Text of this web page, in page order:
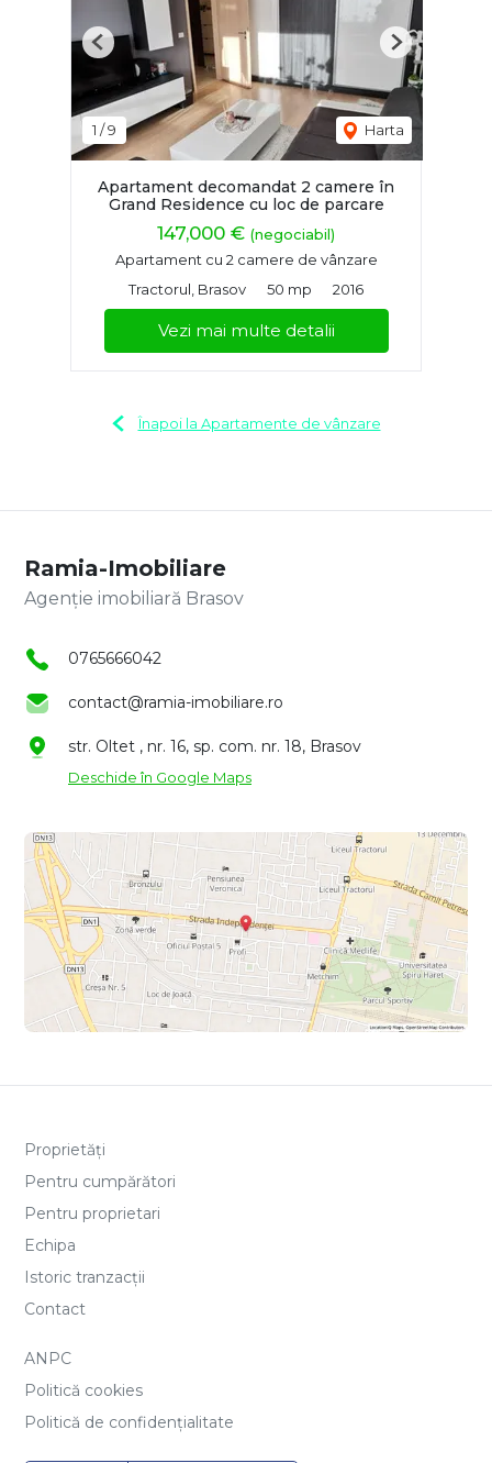
1 /9 Harta
Previous Next
Apartament decomandat 2 camere în
Grand Residence cu loc de parcare
147,000 € (negociabil)
Apartament cu 2 camere de vânzare
Tractorul, Brasov
50 mp 2016
Vezi mai multe detalii
Înapoi la Apartamente de vânzare
Ramia-Imobiliare
Agenție imobiliară Brasov
0765666042
contact@ramia-imobiliare.ro
str. Oltet , nr. 16, sp. com. nr. 18, Brasov
Deschide în Google Maps
Proprietăți
Pentru cumpărători
Pentru proprietari
Echipa
Istoric tranzacții
Contact
ANPC
Politică cookies
Politică de confidențialitate